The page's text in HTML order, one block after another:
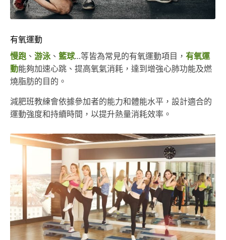
有氧運動
慢跑 、 游泳、 籃球...等皆為常見的有氧運動項目， 有氧運
動能夠加速心跳、提高氧氣消耗，達到增強心肺功能及燃
燒脂肪的目的。
減肥班教練會依據參加者的能力和體能水平，設計適合的
運動強度和持續時間，以提升熱量消耗效率。